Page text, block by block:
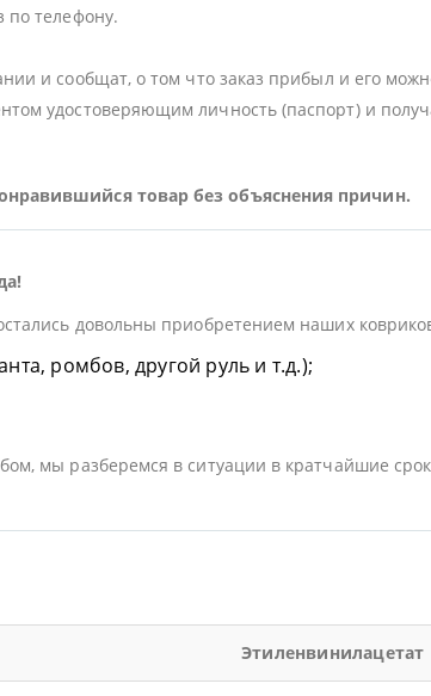
по телефону.
и сообщат, о том что заказ прибыл и его
удостоверяющим личность (паспорт) и
товар без объяснения причин.
довольны приобретением наших
ромбов, другой руль и т.д.);
мы разберемся в ситуации в кратчайшие
Этиленвинилацетат